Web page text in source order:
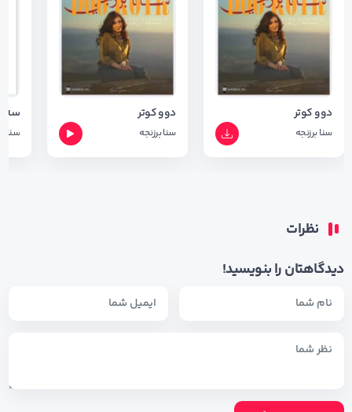
دوو کوتر
سنا برزنجه
دوو کوتر
سنا برزنجه
سه
سنا
نظرات
دیدگاهتان را بنویسید!